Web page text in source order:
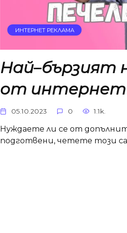
ИНТЕРНЕТ РЕКЛАМА
Най–бързият
от интернет
05.10.2023 0 1.1k.
Нуждаете ли се от
подготвени, четете този